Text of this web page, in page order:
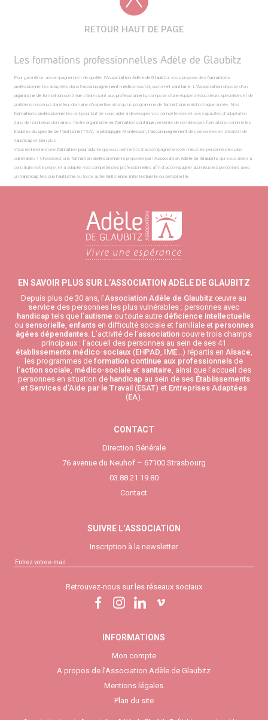
RETOUR HAUT DE PAGE
Les formations professionnelles Adèle de Glaubitz
Pour garantir un accompagnement de qualité, l’Association Adèle de Glaubitz vous propose desformations
professionnelles adaptées dans l’accompagnement médico-social, social et sanitaire . L’Association dispose d’un
organisme de formation continue s’adressant auxprofessionnels, composé d’une équipe d’éducateurs spécialisés et de
praticiens reconnus dans leur domaine d’expertise ainsi qu’un programme deformations enrichi chaque année. Nos
formations professionnelles ont pour but de vous aider à développer vos compétences et vos capacités d’adaptation
dans de nombreux domaines. Notreorganisme de formation continueprésente de nombreuses formations comme les
troubles du spectre de l’autisme (TSA), lapédagogie Montessori, l’accompagnement des personnes en situation de
handicapet bien plus.
Vous recherchez uneformation pour adulte qui vous permettra d’accompagner encore mieux les personnes les plus
vulnérables ? Choisissez uneformation professionnelle proposée par l’Association Adèle de Glaubitzqui vous aidera à
construire votre projet et à adapter vos compétences professionnelles afin d’accompagner au mieux les personnes avec
unhandicap tels que l’autisme ou toute autre déficience intellectuelleou sensorielle
EN SAVOIR PLUS SUR L’ASSOCIATION ADÈLE DE GLAUBITZ
Depuis plus de 30 ans, l’Association Adèle de Glaubitz œuvre au
service des personnes les plus vulnérables : personnes avec
handicap tels que l’autisme ou toute autre déficience intellectuelle
ou sensorielle, enfants en difficulté sociale et familiale et personnes
âgées dépendantes. L’activité de l’association couvre trois champs
principaux : l’accueil des personnes au sein de ses 41
établissements médico-sociaux (EHPAD, IME…) répartis en Alsace,
les programmes deformation continue aux professionnels de
l’action sociale, médico-sociale et sanitaire, ainsi que l’accueil des
personnes en situation de handicap au sein de ses Établissements
et Services d’Aide par le Travail (ESAT) et Entreprises Adaptées
(EA).
CONTACT
Direction Générale
76 avenue du Neuhof – 67100 Strasbourg
03.88.21.19.80
Contact
SUIVRE L’ASSOCIATION
Inscription à la newsletter
Retrouvez-nous sur les réseaux sociaux
INFORMATIONS
Mon compte
A propos de l’Association Adèle de Glaubitz
Mentions légales
Plan du site